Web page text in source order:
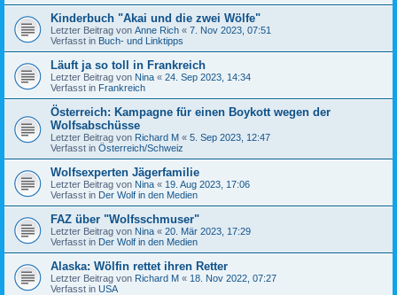
Kinderbuch "Akai und die zwei Wölfe"
Letzter Beitrag von Anne Rich « 7. Nov 2023, 07:51
Verfasst in Buch- und Linktipps
Läuft ja so toll in Frankreich
Letzter Beitrag von Nina « 24. Sep 2023, 14:34
Verfasst in Frankreich
Österreich: Kampagne für einen Boykott wegen der
Wolfsabschüsse
Letzter Beitrag von Richard M « 5. Sep 2023, 12:47
Verfasst in Österreich/Schweiz
Wolfsexperten Jägerfamilie
Letzter Beitrag von Nina « 19. Aug 2023, 17:06
Verfasst in Der Wolf in den Medien
FAZ über "Wolfsschmuser"
Letzter Beitrag von Nina « 20. Mär 2023, 17:29
Verfasst in Der Wolf in den Medien
Alaska: Wölfin rettet ihren Retter
Letzter Beitrag von Richard M « 18. Nov 2022, 07:27
Verfasst in USA